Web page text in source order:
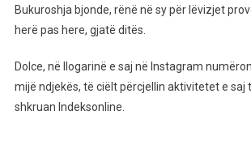
Bukuroshja bjonde, rënë në sy për lëvizjet
herë pas here, gjatë ditës.
Dolce, në llogarinë e saj në Instagram
mijë ndjekës, të ciëlt përcjellin aktivitetet e saj
shkruan Indeksonline.